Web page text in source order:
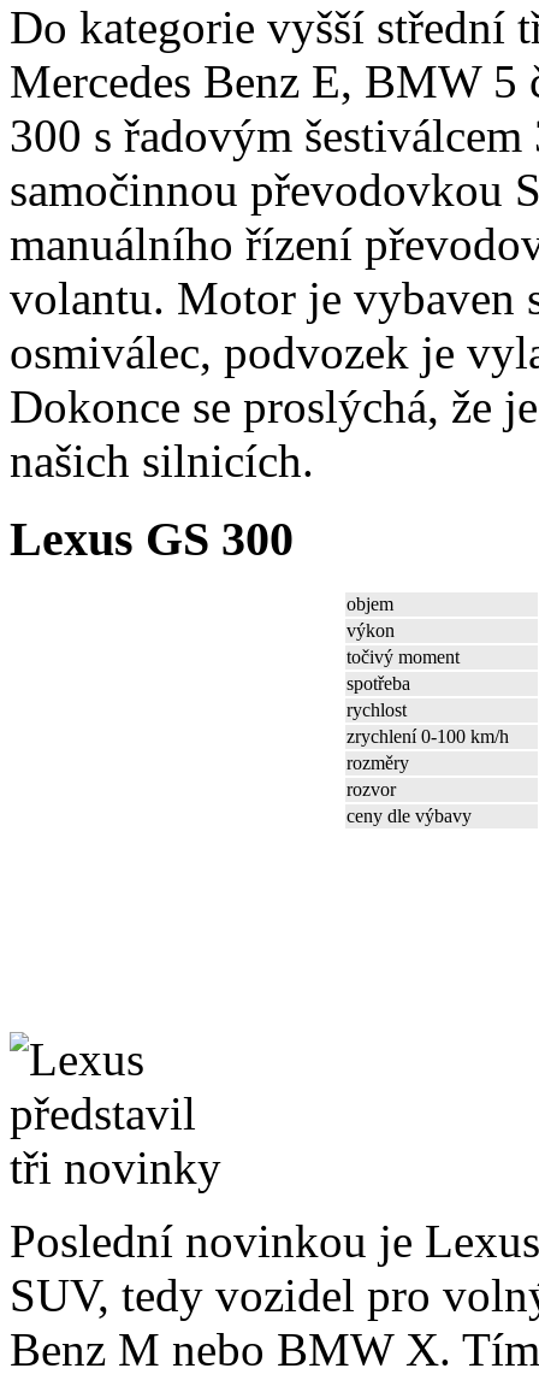
Do kategorie vyšší střední
Mercedes Benz E, BMW
300 s řadovým
samočinnou převodovkou
manuálního řízení
volantu. Motor je vybaven
osmiválec, podvozek je
Dokonce se proslýchá, že
našich silnicích.
Lexus GS 300
objem
výkon
točivý moment
spotřeba
rychlost
zrychlení 0-100 km/h
rozměry
rozvor
ceny dle výbavy
Poslední novinkou je
SUV, tedy vozidel pro
Benz M nebo BMW X.